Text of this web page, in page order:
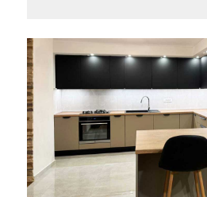
Rasvjeta Boje i Građevinski
materijali